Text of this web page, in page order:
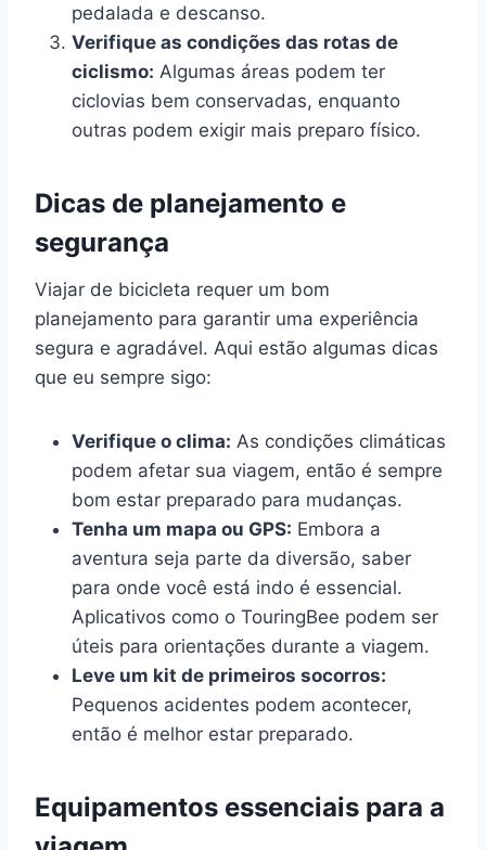
pedalada e descanso.
Verifique as condições das rotas de
ciclismo: Algumas áreas podem ter
ciclovias bem conservadas, enquanto
outras podem exigir mais preparo físico.
Dicas de planejamento e
segurança
Viajar de bicicleta requer um bom
planejamento para garantir uma experiência
segura e agradável. Aqui estão algumas dicas
que eu sempre sigo:
Verifique o clima: As condições climáticas
podem afetar sua viagem, então é sempre
bom estar preparado para mudanças.
Tenha um mapa ou GPS: Embora a
aventura seja parte da diversão, saber
para onde você está indo é essencial.
Aplicativos como o TouringBee podem ser
úteis para orientações durante a viagem.
Leve um kit de primeiros socorros:
Pequenos acidentes podem acontecer,
então é melhor estar preparado.
Equipamentos essenciais para a